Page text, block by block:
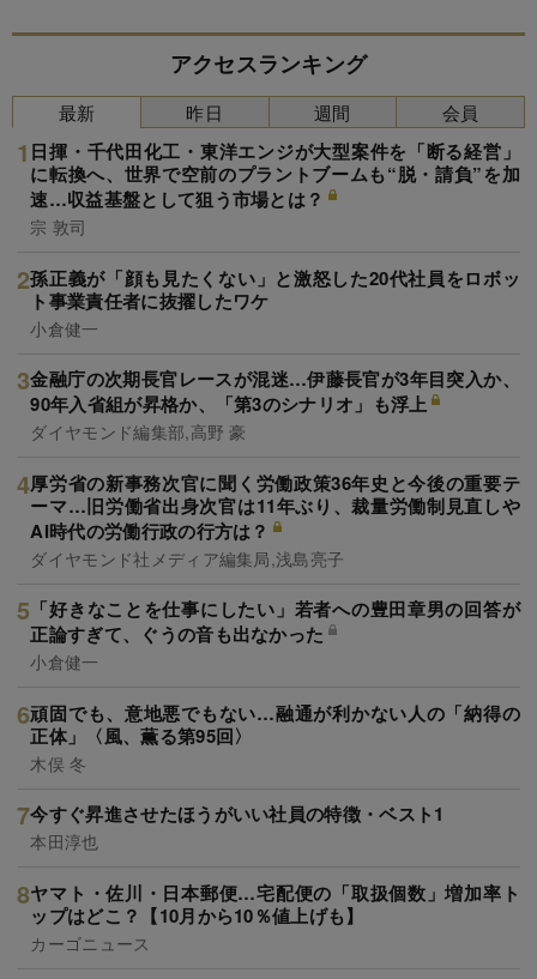
アクセスランキング
最新
日揮・千代田化工・東洋エンジが大型案件を「断る経営」
に転換へ、世界で空前のプラントブームも“脱・請負”を加
速…収益基盤として狙う市場とは？
宗 敦司
孫正義が「顔も見たくない」と激怒した20代社員をロボッ
ト事業責任者に抜擢したワケ
小倉健一
金融庁の次期長官レースが混迷…伊藤長官が3年目突入か、
90年入省組が昇格か、「第3のシナリオ」も浮上
ダイヤモンド編集部,高野 豪
厚労省の新事務次官に聞く労働政策36年史と今後の重要テ
ーマ…旧労働省出身次官は11年ぶり、裁量労働制見直しや
AI時代の労働行政の行方は？
ダイヤモンド社メディア編集局,浅島亮子
「好きなことを仕事にしたい」若者への豊田章男の回答が
正論すぎて、ぐうの音も出なかった
小倉健一
頑固でも、意地悪でもない…融通が利かない人の「納得の
正体」〈風、薫る第95回〉
木俣 冬
今すぐ昇進させたほうがいい社員の特徴・ベスト1
本田淳也
ヤマト・佐川・日本郵便…宅配便の「取扱個数」増加率ト
ップはどこ？【10月から10％値上げも】
カーゴニュース
昨日 週間 会員